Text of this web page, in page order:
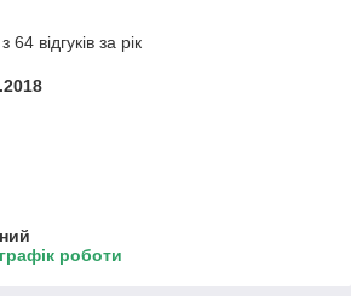
відгуків за рік
роботи